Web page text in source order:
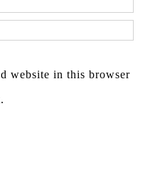
website in this browser